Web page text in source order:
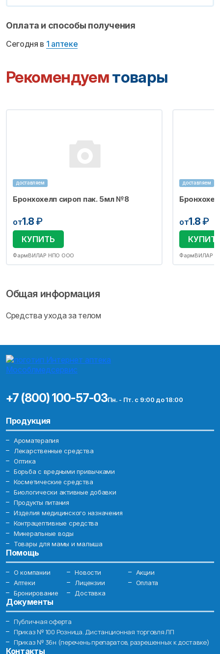
Оплата и способы получения
Сегодня в 1 аптеке
Рекомендуемтовары
доставляем
Бронхохелп сироп пак. 5мл №8
от1.8₽
КУПИТЬ
ФармВИЛАР НПО ООО
доставляем
от1.8₽
ФармВИЛАР
Общая информация
Средства ухода за телом
+7 (800) 100-57-03Пн. - Пт. с 9:00 до 18:00
Продукция
Ароматерапия
Лекарственные средства
Оптика
Борьба с вредными привычками
Косметические средства
Биологически активные добавки
Продукты питания
Изделия медицинского назначения
Контрацептивные средства
Минеральные воды
Товары для мамы и малыша
Помощь
О компании Новости
Акции
Аптеки
Лицензии
Оплата
Бронирование
Доставка
Документы
Публичная оферта
Приказ № 100 Розница. Дистанционная торговля ЛП
Приказ № 36н (перечень препаратов, разрешенных к доставке)
Контакты